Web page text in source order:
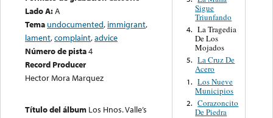
Lado A:A
Tema undocumented, immigrant,
lament,complaint,advice
Número de pista4
Record Producer
Hector Mora Marquez
Título del álbum Los Hnos. Valle’s
Sigue
Triunfando
4. La Tragedia
De Los
Mojados
5. La Cruz De
Acero
1. Los Nueve
Municipios
2. Corazoncito
De Piedra